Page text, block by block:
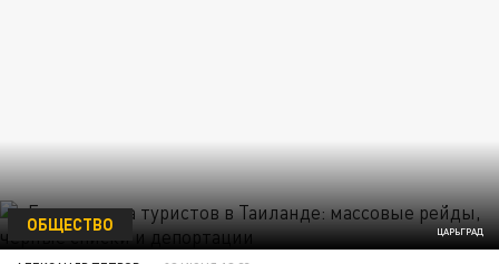
ЦАРЬГРАД
ОБЩЕСТВО